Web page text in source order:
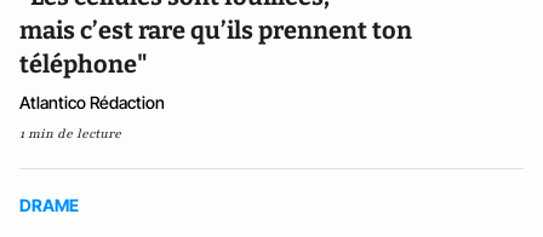
mais c’est rare qu’ils prennent ton
téléphone"
Atlantico Rédaction
1 min de lecture
DRAME